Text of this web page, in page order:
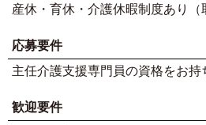
産休・育休・介護休暇制度あり（
応募要件
主任介護支援専門員の資格をお持
歓迎要件